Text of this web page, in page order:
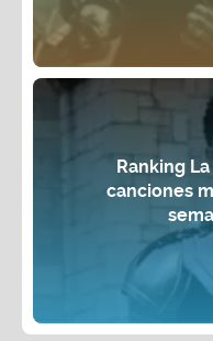
Ranking
canciones